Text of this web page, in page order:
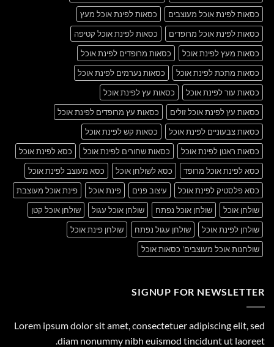
כסאות לפינת אוכל מעוצבים
כסאות לפינת אוכל מעץ
כסאות לפינת אוכל מרופדים
כסאות לפינת אוכל קטיפה
כסאות מעץ לפינת אוכל
כסאות מרופדים לפינת אוכל
כסאות מתכת לפינת אוכל
כסאות נערמים לפינת אוכל
כסאות עור לפינת אוכל
כסאות עץ לפינת אוכל
כסאות עץ לפינת אוכל זולים
כסאות עץ מרופדים לפינת אוכל
כסאות צבעוניים לפינת אוכל
כסאות קש לפינת אוכל
כסאות ראטן לפינת אוכל
כסאות שחורים לפינת אוכל
כסא לפינת אוכל
כסא לפינת אוכל מרופד
כסא לשולחן אוכל
כסא מעוצב לפינת אוכל
כסא פלסטיק לפינת אוכל
עיצוב פנים פינת אוכל
פינת אוכל מעוצבת
שולחן אוכל
שולחן אוכל נפתח שולחן אוכל עגול
שולחן אוכל קטן
שולחן לפינת אוכל
שולחן עגול נפתח
שולחן פינת אוכל
שולחנות אוכל מעוצבים' כסאות אוכל
SIGNUP FOR NEWSLETTER
Lorem ipsum dolor sit amet, consectetuer adipiscing elit, sed
diam nonummy nibh euismod tincidunt ut laoreet.